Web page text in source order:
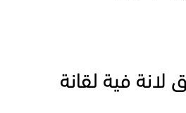
لانة فية لقانة